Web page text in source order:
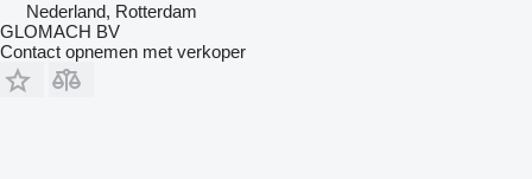
Nederland, Rotterdam
GLOMACH BV
Contact opnemen met verkoper